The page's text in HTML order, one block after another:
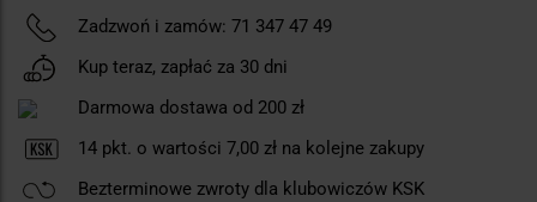
Zadzwoń i zamów: 71 347 47 49
Kup teraz, zapłać za 30 dni
Darmowa dostawa od 200 zł
14 pkt. o wartości 7,00 zł na kolejne zakupy
Bezterminowe zwroty dla klubowiczów KSK